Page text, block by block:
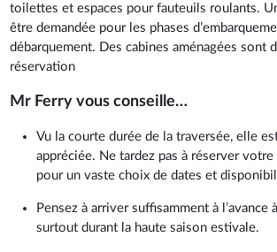
toilettes et espaces pour fauteuils roulants.
être demandée pour les phases
débarquement. Des cabines aménagées sont
réservation
Mr Ferry vous conseille…
Vu la courte durée de la traversée, elle
appréciée. Ne tardez pas à réserver
pour un vaste choix de dates et
Pensez à arriver suffisamment à l’avance
surtout durant la haute saison estivale.